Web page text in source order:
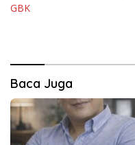
GBK
Baca Juga